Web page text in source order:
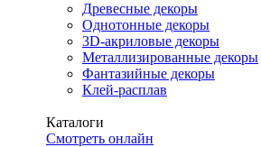
Древесные декоры
Однотонные декоры
3D-акриловые декоры
Металлизированные декоры
Фантазийные декоры
Клей-расплав
Каталоги
Смотреть онлайн